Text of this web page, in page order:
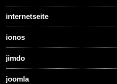
internetseite
ionos
jimdo
joomla